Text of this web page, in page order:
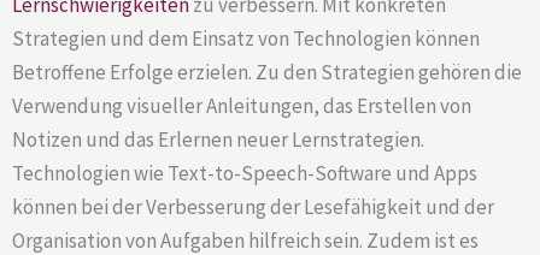
Strategien und dem Einsatz von Technologien können
Betroffene Erfolge erzielen. Zu den Strategien gehören die
Verwendung visueller Anleitungen, das Erstellen von
Notizen und das Erlernen neuer Lernstrategien.
Technologien wie Text-to-Speech-Software und Apps
können bei der Verbesserung der Lesefähigkeit und der
Organisation von Aufgaben hilfreich sein. Zudem ist es